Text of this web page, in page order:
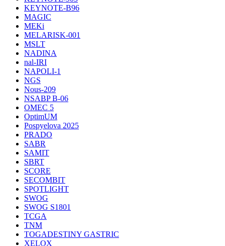
KEYNOTE-B96
MAGIC
MEKi
MELARISK-001
MSLT
NADINA
nal-IRI
NAPOLI-1
NGS
Nous-209
NSABP B-06
OMEC 5
OptimUM
Pospyelova 2025
PRADO
SABR
SAMIT
SBRT
SCORE
SECOMBIT
SPOTLIGHT
SWOG
SWOG S1801
TCGA
TNM
TOGADESTINY GASTRIC
XELOX